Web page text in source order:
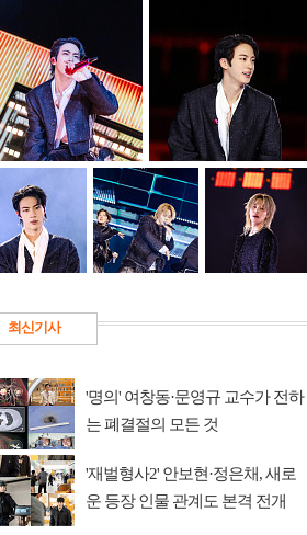
최신기사
'명의' 여창동·문영규 교수가 전하
는 폐결절의 모든 것
'재벌형사2' 안보현·정은채, 새로
운 등장 인물 관계도 본격 전개